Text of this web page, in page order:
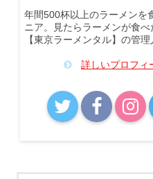
年間500杯以上のラーメンを
ニア。見たらラーメンが食べ
【東京ラーメンタル】の管理
詳しいプロフィ